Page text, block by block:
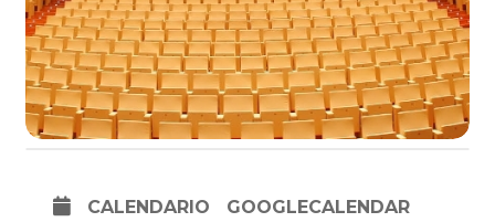
CALENDARIO GOOGLECALENDAR